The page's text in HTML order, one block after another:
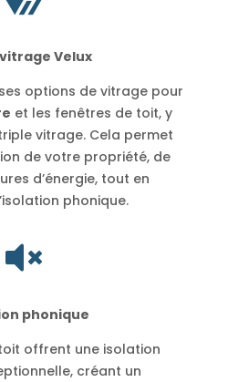
Velux
options de vitrage pour
et les fenêtres de toit, y
vitrage. Cela permet
de votre propriété, de
d’énergie, tout en
phonique.

phonique
offrent une isolation
créant un